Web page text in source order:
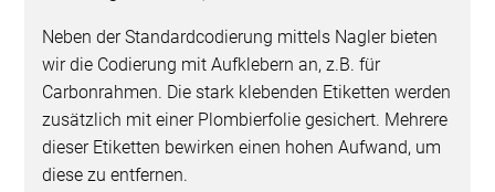
Neben der Standardcodierung mittels Nagler bieten
wir die Codierung mit Aufklebern an, z.B. für
Carbonrahmen. Die stark klebenden Etiketten werden
zusätzlich mit einer Plombierfolie gesichert. Mehrere
dieser Etiketten bewirken einen hohen Aufwand, um
diese zu entfernen.